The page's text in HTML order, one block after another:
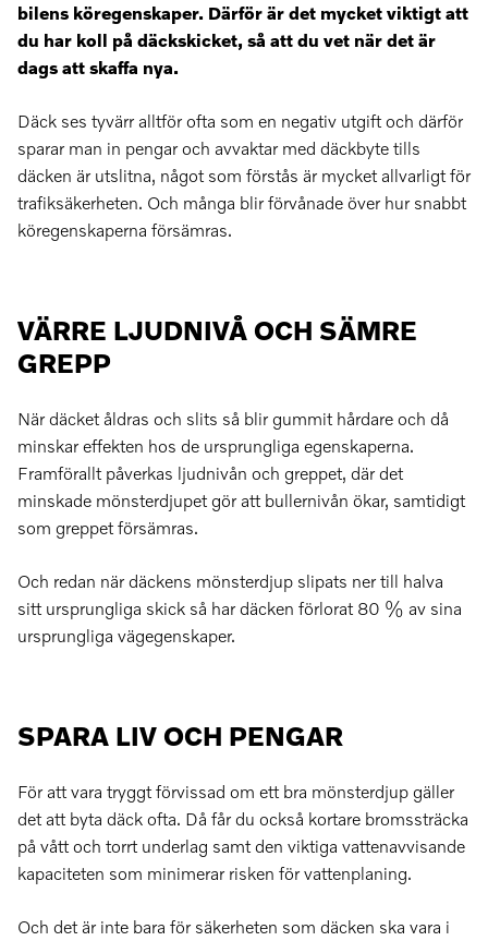
bilens köregenskaper. Därför är det mycket viktigt att
du har koll på däckskicket, så att du vet när det är
dags att skaffa nya.
Däck ses tyvärr alltför ofta som en negativ utgift och därför
sparar man in pengar och avvaktar med däckbyte tills
däcken är utslitna, något som förstås är mycket allvarligt för
trafiksäkerheten. Och många blir förvånade över hur snabbt
köregenskaperna försämras.
VÄRRE LJUDNIVÅ OCH SÄMRE
GREPP
När däcket åldras och slits så blir gummit hårdare och då
minskar effekten hos de ursprungliga egenskaperna.
Framförallt påverkas ljudnivån och greppet, där det
minskade mönsterdjupet gör att bullernivån ökar, samtidigt
som greppet försämras.
Och redan när däckens mönsterdjup slipats ner till halva
sitt ursprungliga skick så har däcken förlorat 80 % av sina
ursprungliga vägegenskaper.
SPARA LIV OCH PENGAR
För att vara tryggt förvissad om ett bra mönsterdjup gäller
det att byta däck ofta. Då får du också kortare bromssträcka
på vått och torrt underlag samt den viktiga vattenavvisande
kapaciteten som minimerar risken för vattenplaning.
Och det är inte bara för säkerheten som däcken ska vara i